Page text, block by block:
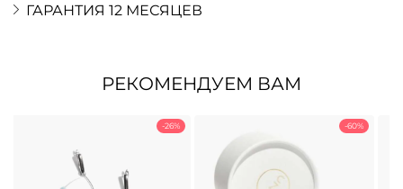
ГАРАНТИЯ 12 МЕСЯЦЕВ
РЕКОМЕНДУЕМ ВАМ
-26% -60%